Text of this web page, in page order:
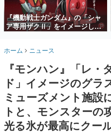
殿堂入り記事
SNS拡散数が数千以
ど。多くの人々に読
事をまとめました。
名作ゲームクリエイ
きます。
赫本
この物語を解いては
の形をした短編ホラー
新世代に訊く
これからのデジタル
『機動戦士ガンダム』の「シャ
ア専用ザクⅡ」をイメージした
散水ホースリールが予約開始。
ークやジオン公国軍のエンブレ
ホーム ニュース
『モンハン』「レ
ド」イメージのグラ
ミューズメント施設
トと、モンスターの
光る氷が最高にクー